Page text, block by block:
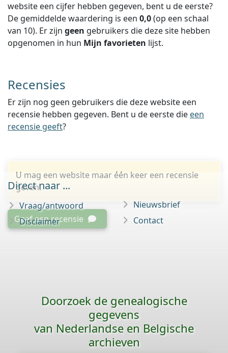
website een cijfer hebben gegeven, bent u de eerste?
De gemiddelde waardering is een 0,0(op een schaal
van 10). Er zijn geen gebruikers die deze site hebben
opgenomen in hun Mijn favorieten lijst.
Recensies
Er zijn nog geen gebruikers die deze website een
recensie hebben gegeven. Bent u de eerste die een
recensie geeft?
U mag een website maar één keer een recensie
geven.
Geef een recensie
Direct naar ...
Vraag/antwoord
Disclaimer
Nieuwsbrief
Contact
Doorzoek de genealogische
gegevens
van Nederlandse en Belgische
archieven